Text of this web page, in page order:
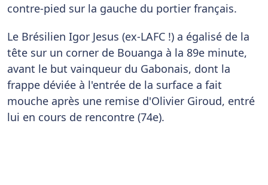
contre-pied sur la gauche du portier français.
Le Brésilien Igor Jesus (ex-LAFC !) a égalisé de la
tête sur un corner de Bouanga à la 89e minute,
avant le but vainqueur du Gabonais, dont la
frappe déviée à l'entrée de la surface a fait
mouche après une remise d'Olivier Giroud, entré
lui en cours de rencontre (74e).